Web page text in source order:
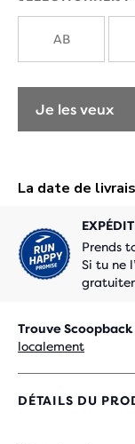
AB
Je les veux
Prends
Si tu ne
Trouve
localement
DÉTAILS DU